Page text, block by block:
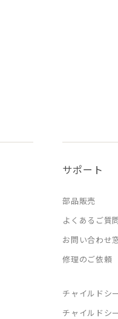
サポート
部品販売
よくあるご質
お問い合わせ
修理のご依頼
チャイルドシ
チャイルドシ